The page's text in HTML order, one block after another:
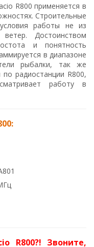
R800 применяется в
Строительные
работы не из
Достоинством
и понятность
в диапазоне
рыбалки, так же
радиостанции R800,
работу в
R800?! Звоните,